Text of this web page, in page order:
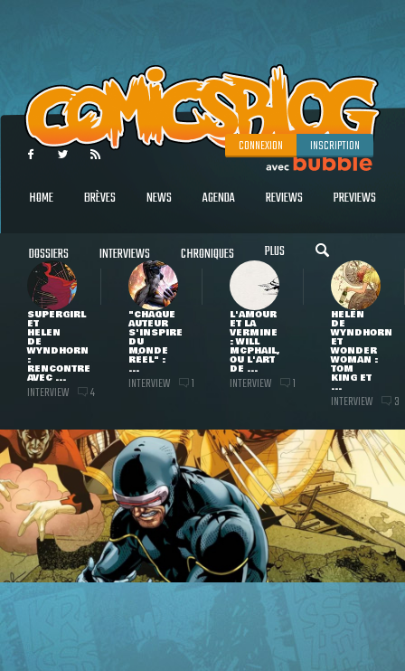
CONNEXION INSCRIPTION
HOME BRÈVES NEWS AGENDA REVIEWS PREVIEWS
DOSSIERS INTERVIEWS CHRONIQUES PLUS
SUPERGIRL
ET
HELEN
DE
WYNDHORN
:
RENCONTRE
AVEC ...
INTERVIEW 4
"CHAQUE
AUTEUR
S'INSPIRE
DU
MONDE
RÉEL" :
...
INTERVIEW 1
L'AMOUR
ET LA
VERMINE
: WILL
MCPHAIL,
OU L'ART
DE ...
INTERVIEW 1
HELEN
DE
WYNDHORN
ET
WONDER
WOMAN :
TOM
KING ET
...
INTERVIEW 3